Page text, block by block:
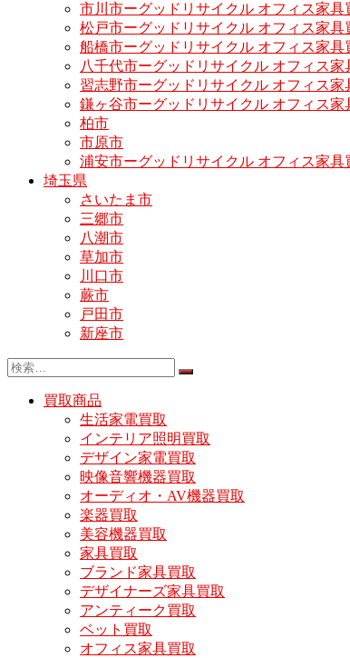
市川市ーグッドリサイクル オフィス家具
松戸市ーグッドリサイクル オフィス家
船橋市ーグッドリサイクル オフィス家具
八千代市ーグッドリサイクル オフィス家
習志野市ーグッドリサイクル オフィス家
鎌ヶ谷市ーグッドリサイクル オフィス家
柏市
市原市
浦安市ーグッドリサイクル オフィス家具
埼玉県
さいたま市
三郷市
八潮市
草加市
川口市
蕨市
戸田市
新座市
買取商品
生活家電買取
インテリア照明買取
デザイン家電買取
映像音響機器買取
オーディオ・AV機器買取
楽器買取
美容機器買取
家具買取
ブランド家具買取
デザイナーズ家具買取
アンティーク買取
ベット買取
オフィス家具買取